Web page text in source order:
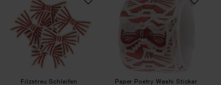
Filzstreu Schleifen
Paper Poetry Washi Sticker